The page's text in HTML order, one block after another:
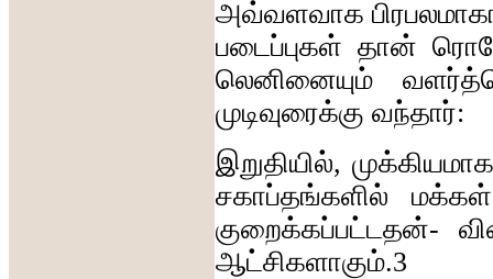
அவ்வளவாக
படைப்புகள் தான்
லெனினையும்
முடிவுரைக்கு வந்தார்
இறுதியில், முக்கியமாக
சகாப்தங்களில்
மக்கள்
குறைக்கப்பட்டதன்-
ஆட்சிகளாகும்.3